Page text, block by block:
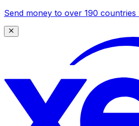
Send money to over 190 countries